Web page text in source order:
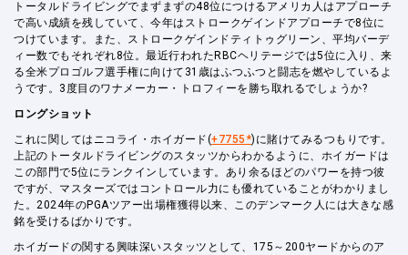
トータルドライビングでまずまずの48位につけるアメリカ人はアプローチ
で高い成績を残していて、今年はストロークゲインドアプローチで8位に
つけています。また、ストロークゲインドティトゥグリーン、平均バーデ
ィー数でもそれぞれ8位。最近行われたRBCヘリテージでは5位に入り、来
る全米プロゴルフ選手権に向けて31歳はふつふつと闘志を燃やしているよ
うです。3度目のワナメーカー・トロフィーを勝ち取れるでしょうか?
ロングショット
これに関してはニコライ・ホイガード(+7755*)に賭けてみるつもりです。
上記のトータルドライビングのスタッツからわかるように、ホイガードは
この部門で5位にランクインしています。あり余るほどのパワーを持つ彼
ですが、マスターズではコントロール力にも優れていることがわかりまし
た。2024年のPGAツアー出場権獲得以来、このデンマーク人には大きな感
銘を受けるばかりです。
ホイガードの関する興味深いスタッツとして、175～200ヤードからのア